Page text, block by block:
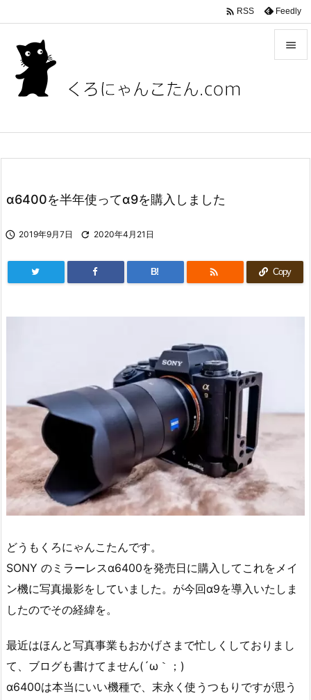

前へ
 RSS Feedly
α6400を半年使ってα9を購入しました
 2019年9月7日  2020年4月21日
B!  Copy
どうもくろにゃんこたんです。
SONY のミラーレスα6400を発売日に購入してこれをメイ
ン機に写真撮影をしていました。が今回α9を導入いたしま
したのでその経緯を。
最近はほんと写真事業もおかげさまで忙しくしておりまし
て、ブログも書けてません(´ω｀；)
α6400は本当にいい機種で、末永く使うつもりですが思う